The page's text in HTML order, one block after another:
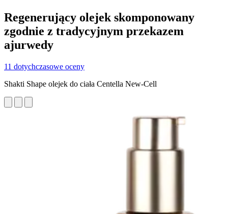
Regenerujący olejek skomponowany
zgodnie z tradycyjnym przekazem
ajurwedy
11 dotychczasowe oceny
Shakti Shape olejek do ciała Centella New-Cell